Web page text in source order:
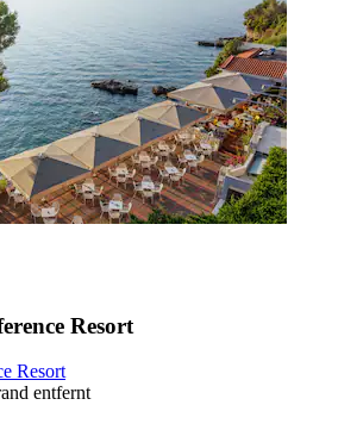
Resort
Resort
entfernt